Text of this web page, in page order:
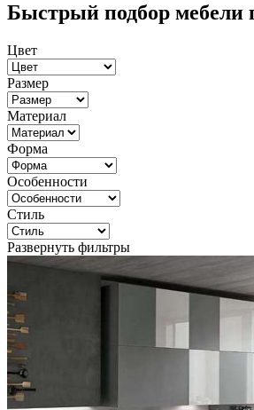
Быстрый подбор мебели
Цвет
Размер
Материал
Форма
Особенности
Стиль
Развернуть фильтры